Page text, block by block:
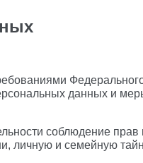
данных и
соблюдение прав
личную и семейную